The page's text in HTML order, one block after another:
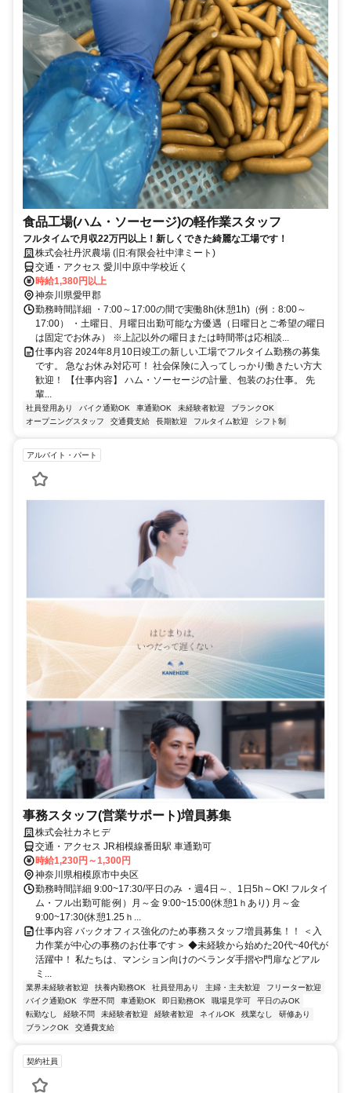
食品工場(ハム・ソーセージ)の軽作業スタッフ
フルタイムで月収22万円以上！新しくできた綺麗な工場です！
株式会社丹沢農場 (旧:有限会社中津ミート)
交通・アクセス 愛川中原中学校近く
時給1,380円以上
神奈川県愛甲郡
勤務時間詳細 ・7:00～17:00の間で実働8h(休憩1h)（例：8:00～
17:00） ・土曜日、月曜日出勤可能な方優遇（日曜日とご希望の曜日
は固定でお休み） ※上記以外の曜日または時間帯は応相談...
仕事内容 2024年8月10日竣工の新しい工場でフルタイム勤務の募集
です。 急なお休み対応可！ 社会保険に入ってしっかり働きたい方大
歓迎！ 【仕事内容】 ハム・ソーセージの計量、包装のお仕事。 先
輩...
社員登用あり バイク通勤OK 車通勤OK 未経験者歓迎
ブランクOK
オープニングスタッフ
交通費支給 長期歓迎 フルタイム歓迎 シフト制
アルバイト・パート
事務スタッフ(営業サポート)増員募集
株式会社カネヒデ
交通・アクセス JR相模線番田駅 車通勤可
時給1,230円～1,300円
神奈川県相模原市中央区
勤務時間詳細 9:00~17:30/平日のみ ・週4日～、1日5h～OK! フルタイ
ム・フル出勤可能 例）月～金 9:00~15:00(休憩1ｈあり) 月～金
9:00~17:30(休憩1.25ｈ...
仕事内容 バックオフィス強化のため事務スタッフ増員募集！！ ＜入
力作業が中心の事務のお仕事です＞ ◆未経験から始めた20代~40代が
活躍中！ 私たちは、マンション向けのベランダ手摺や門扉などアル
ミ...
業界未経験者歓迎 扶養内勤務OK 社員登用あり 主婦・主夫歓迎
フリーター歓迎
バイク通勤OK
学歴不問 車通勤OK 即日勤務OK 職場見学可
平日のみOK
転勤なし
経験不問 未経験者歓迎 経験者歓迎 ネイルOK 残業なし
研修あり
ブランクOK
交通費支給
契約社員